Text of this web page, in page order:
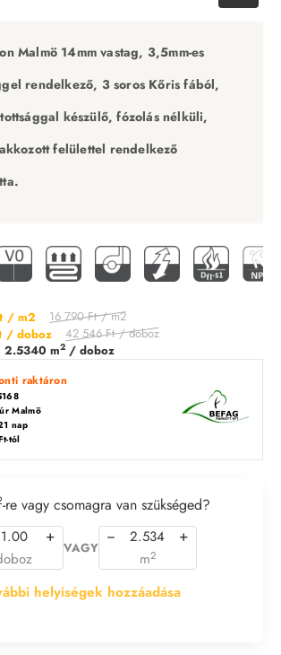
Malmö 14mm vastag, 3,5mm-es
rendelkező, 3 soros Kőris fából,
készülő, fózolás nélküli,
felülettel rendelkező
/ m2 16 790 Ft / m2
/ doboz 42 546 Ft / doboz
2.5340 m2 / doboz
raktáron
Malmö
nap
tól
helyiségek hozzáadása
-re vagy csomagra van szükséged?
+
VAGY
− +
m2